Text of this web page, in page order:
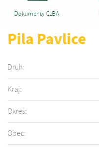
Dokumenty CzBA
Pila Pavlice
Druh:
Kraj:
Okres:
Obec: